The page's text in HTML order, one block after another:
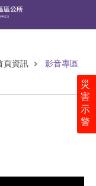
災
害
示
警
頁資訊 影音專區